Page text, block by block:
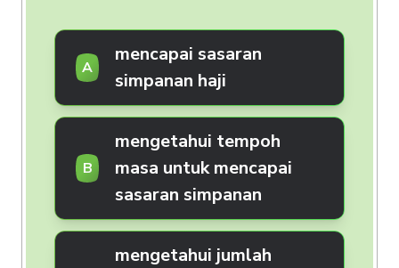
A
mencapai sasaran
simpanan haji
B
mengetahui tempoh
masa untuk mencapai
sasaran simpanan
mengetahui jumlah